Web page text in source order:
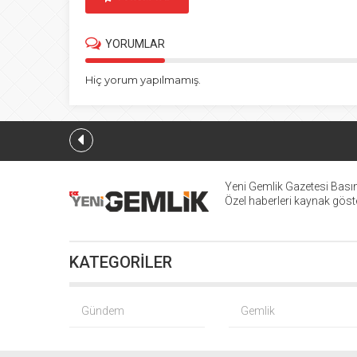
YORUMLAR
Hiç yorum yapılmamış.
Yeni Gemlik Gazetesi
Özel haberleri kaynak
KATEGORİLER
Gündem Gemlik